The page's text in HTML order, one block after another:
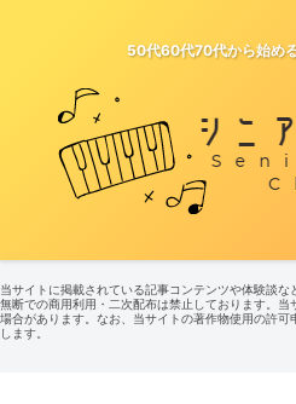
50代60代70代から始め
当サイトに掲載されている記事コンテンツや体験談な
無断での商用利用・二次配布は禁止しております。
場合があります。なお、当サイトの著作物使用の許
します。